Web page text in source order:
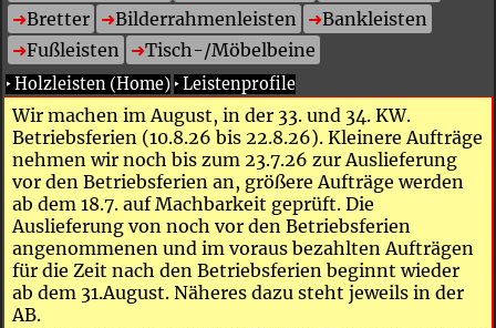
Bretter
Bilderrahmenleisten
Bankleisten
Fußleisten
Tisch-/Möbelbeine
‣Holzleisten (Home) ‣Leistenprofile
Wir machen im August, in der 33. und 34. KW.
Betriebsferien (10.8.26 bis 22.8.26). Kleinere Aufträge
nehmen wir noch bis zum 23.7.26 zur Auslieferung
vor den Betriebsferien an, größere Aufträge werden
ab dem 18.7. auf Machbarkeit geprüft. Die
Auslieferung von noch vor den Betriebsferien
angenommenen und im voraus bezahlten Aufträgen
für die Zeit nach den Betriebsferien beginnt wieder
ab dem 31.August. Näheres dazu steht jeweils in der
AB.